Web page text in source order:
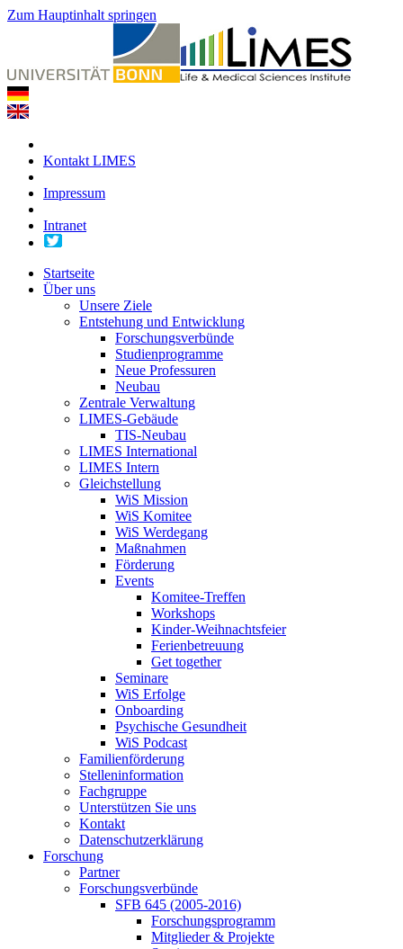
Zum Hauptinhalt springen
Kontakt LIMES
Impressum
Intranet
Startseite
Über uns
Unsere Ziele
Entstehung und Entwicklung
Forschungsverbünde
Studienprogramme
Neue Professuren
Neubau
Zentrale Verwaltung
LIMES-Gebäude
TIS-Neubau
LIMES International
LIMES Intern
Gleichstellung
WiS Mission
WiS Komitee
WiS Werdegang
Maßnahmen
Förderung
Events
Komitee-Treffen
Workshops
Kinder-Weihnachtsfeier
Ferienbetreuung
Get together
Seminare
WiS Erfolge
Onboarding
Psychische Gesundheit
WiS Podcast
Familienförderung
Stelleninformation
Fachgruppe
Unterstützen Sie uns
Kontakt
Datenschutzerklärung
Forschung
Partner
Forschungsverbünde
SFB 645 (2005-2016)
Forschungsprogramm
Mitglieder & Projekte